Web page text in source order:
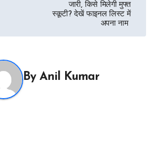
जारी, किसे मिलेगी मुफ्त
स्कूटी? देखें फाइनल लिस्ट में
अपना नाम
ByAnil Kumar